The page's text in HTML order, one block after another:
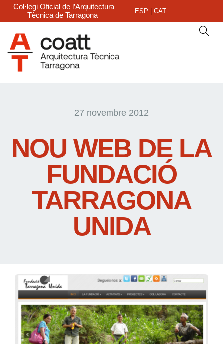
Col·legi Oficial de l’Arquitectura
Tècnica de Tarragona
ESP CAT
27 novembre 2012
NOU WEB DE LA
FUNDACIÓ
TARRAGONA
UNIDA